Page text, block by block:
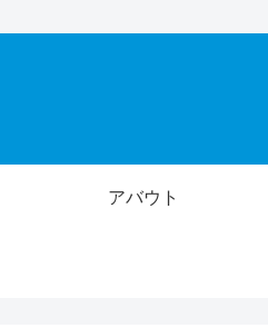
アバウト